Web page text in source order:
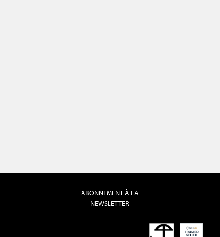
ABONNEMENT À LA
NEWSLETTER